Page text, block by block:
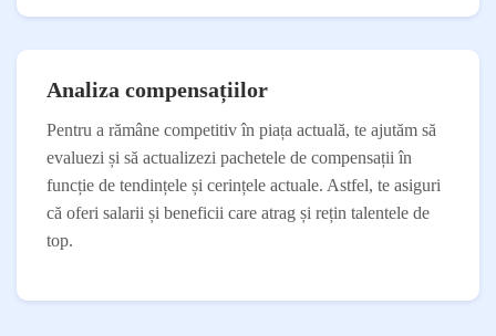
Analiza compensațiilor
Pentru a rămâne competitiv în piața actuală, te ajutăm să
evaluezi și să actualizezi pachetele de compensații în
funcție de tendințele și cerințele actuale. Astfel, te asiguri
că oferi salarii și beneficii care atrag și rețin talentele de
top.